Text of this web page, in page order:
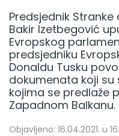
Predsjednik
Bakir Izetbegović
Evropskog
predsjedniku
Donaldu Tusku
dokumenata koji su
kojima se predlaže
Zapadnom Balkanu.
Objavljeno: 16.04.2021. u